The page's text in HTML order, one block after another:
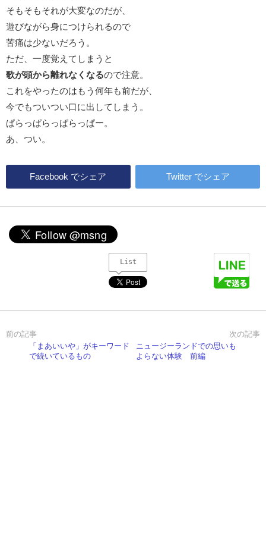
そもそもそれが大変なのだが、
遊びながら身につけられるので
苦痛は少ないだろう。
ただ、一度覚えてしまうと
歌が頭から離れなくなるので注意。
これをやったのはもう何年も前だが、
今でもついつい口に出してしまう。
ぱらっぱらっぱらっぱー。
あ、つい。
Facebook でシェア Twitterでシェア
List
「まあいいや」がキーワード
で続いているもの
ニュージーランドでの思いも
よらない体験 前編